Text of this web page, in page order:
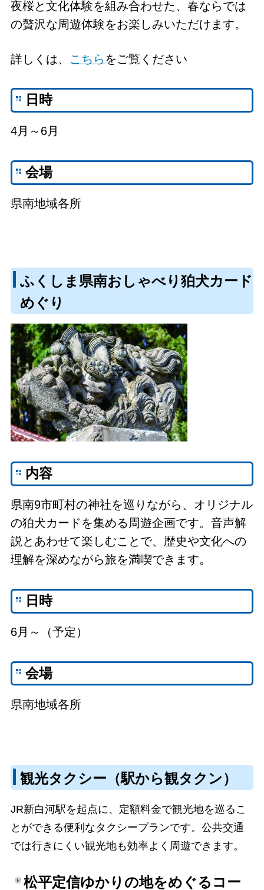
夜桜と文化体験を組み合わせた、春ならでは
の贅沢な周遊体験をお楽しみいただけます。
詳しくは、 こちら をご覧ください
日時
4月～6月
会場
県南地域各所
ふくしま県南おしゃべり狛犬カード
めぐり
内容
県南9市町村の神社を巡りながら、オリジナル
の狛犬カードを集める周遊企画です。音声解
説とあわせて楽しむことで、歴史や文化への
理解を深めながら旅を満喫できます。
日時
6月～（予定）
会場
県南地域各所
観光タクシー（駅から観タクン）
JR新白河駅を起点に、定額料金で観光地を巡るこ
とができる便利なタクシープランです。公共交通
では行きにくい観光地も効率よく周遊できます。
松平定信ゆかりの地をめぐるコー